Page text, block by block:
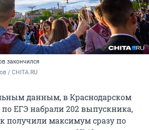
закончился
/ CHITA.RU
данным, в Краснодарском
по ЕГЭ набрали 202 выпускника,
получили максимум сразу по